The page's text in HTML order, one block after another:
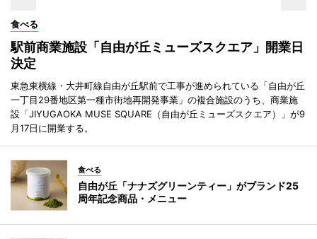
食べる
駅前商業施設「自由が丘ミューズスクエア」開業日
決定
東急東横線・大井町線自由が丘駅前で工事が進められている「自由が丘
一丁目29番地区第一種市街地再開発事業」の複合施設のうち、商業施
設「JIYUGAOKA MUSE SQUARE（自由が丘ミューズスクエア）」が9
月17日に開業する。
食べる
自由が丘「ナナズグリーンティー」がブランド25
周年記念商品・メニュー